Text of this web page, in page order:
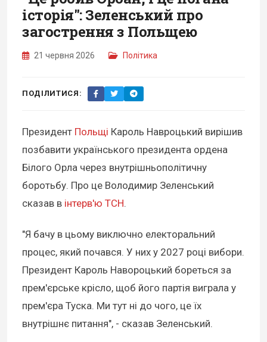
історія": Зеленський про
загострення з Польщею
21 червня 2026 Політика
ПОДІЛИТИСЯ:
Президент Польщі Кароль Навроцький вирішив
позбавити українського президента ордена
Білого Орла через внутрішньополітичну
боротьбу. Про це Володимир Зеленський
сказав в інтерв'ю ТСН.
"Я бачу в цьому виключно електоральний
процес, який почався. У них у 2027 році вибори.
Президент Кароль Навороцький бореться за
прем'єрське крісло, щоб його партія виграла у
прем'єра Туска. Ми тут ні до чого, це їх
внутрішнє питання", - сказав Зеленський.